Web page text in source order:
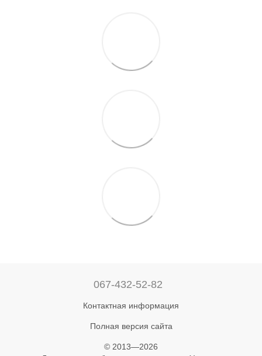
067-432-52-82
Контактная информация
Полная версия сайта
© 2013—2026